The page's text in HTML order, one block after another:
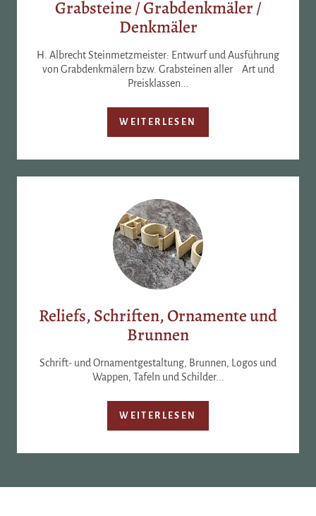
Grabsteine / Grabdenkmäler /
Denkmäler
H. Albrecht Steinmetzmeister: Entwurf und Ausführung
von Grabdenkmälern bzw. Grabsteinen aller Art und
Preisklassen...
WEITERLESEN
Reliefs, Schriften, Ornamente und
Brunnen
Schrift- und Ornamentgestaltung, Brunnen, Logos und
Wappen, Tafeln und Schilder...
WEITERLESEN